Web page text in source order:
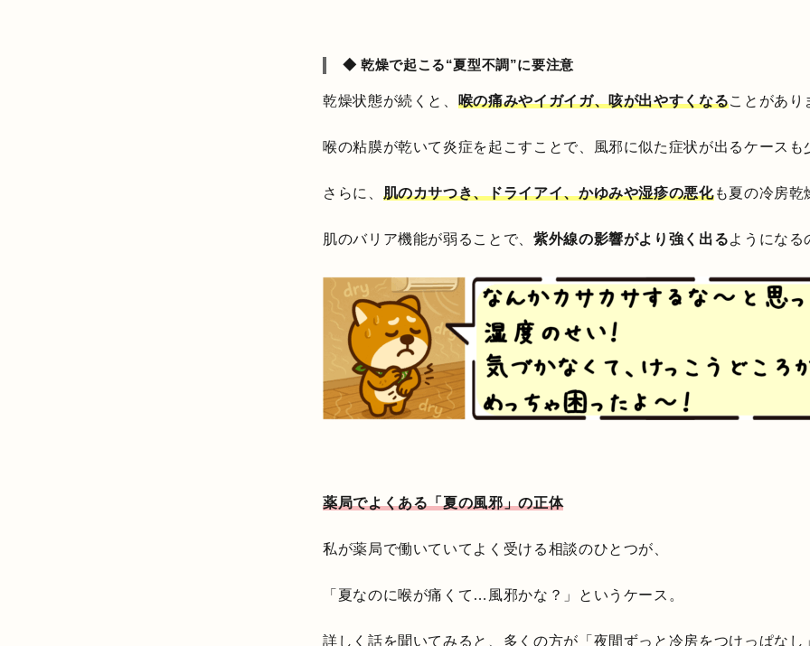
◆ 乾燥で起こる“夏型不調”に要注意
乾燥状態が続くと、 喉の痛みやイガイガ、咳が出やすくなることがあり
喉の粘膜が乾いて炎症を起こすことで、風邪に似た症状が出るケースも
さらに、 肌のカサつき、ドライアイ、かゆみや湿疹の悪化も夏の冷房乾
肌のバリア機能が弱ることで、 紫外線の影響がより強く出るようになる
薬局でよくある「夏の風邪」の正体
私が薬局で働いていてよく受ける相談のひとつが、
「夏なのに喉が痛くて…風邪かな？」というケース。
詳しく話を聞いてみると、多くの方が「夜間ずっと冷房をつけっぱなし